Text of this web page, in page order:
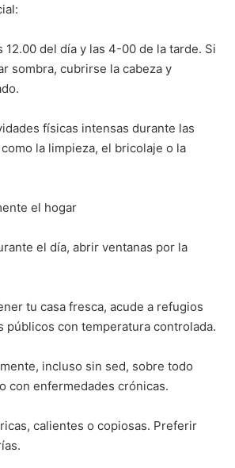
12.00 del día y las 4-00 de la tarde. Si
sombra, cubrirse la cabeza y
físicas intensas durante las
la limpieza, el bricolaje o la
el hogar
el día, abrir ventanas por la
tu casa fresca, acude a refugios
públicos con temperatura controlada.
incluso sin sed, sobre todo
con enfermedades crónicas.
calientes o copiosas. Preferir